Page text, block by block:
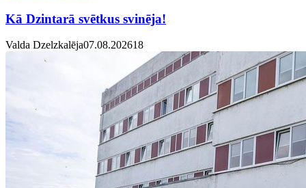
Kā Dzintarā svētkus svinēja!
Valda Dzelzkalēja07.08.202618